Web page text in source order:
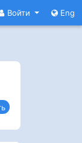
Войти Eng